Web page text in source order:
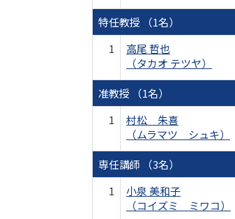
特任教授 （1名）
1
高尾 哲也
（タカオ テツヤ）
准教授 （1名）
1
村松 朱喜
（ムラマツ シュキ）
専任講師 （3名）
1
小泉 美和子
（コイズミ ミワコ）